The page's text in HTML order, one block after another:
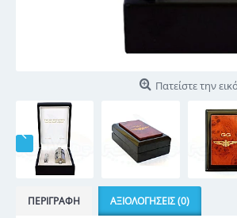
Πατείστε την
ΠΕΡΙΓΡΑΦΉ ΑΞΙΟΛΟΓΉΣΕΙΣ (0)